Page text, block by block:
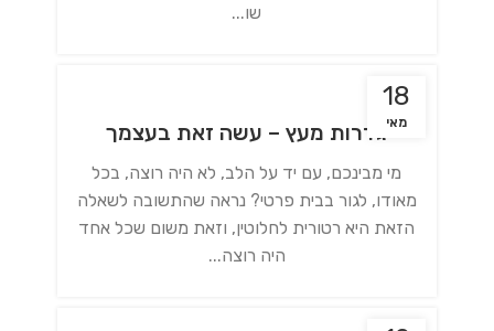
שו...
18
מאיגדרות מעץ – עשה זאת בעצמך
מי מבינכם, עם יד על הלב, לא היה רוצה, בכל
מאודו, לגור בבית פרטי? נראה שהתשובה לשאלה
הזאת היא רטורית לחלוטין, וזאת משום שכל אחד
היה רוצה...